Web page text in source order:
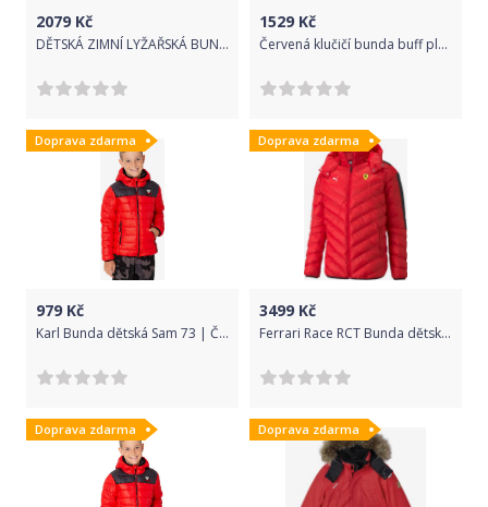
2079 Kč
DĚTSKÁ ZIMNÍ LYŽAŘSKÁ BUNDA COLOR KIDS, AF 10.000, RACING RED Velikost: 104
1529 Kč
Červená klučičí bunda buff pleed jacket - 92
Doprava zdarma
979 Kč
Karl Bunda dětská Sam 73 | Červená | Chlapecké | 164
Doprava zdarma
3499 Kč
Ferrari Race RCT Bunda dětská Puma | Červená | Chlapecké | M
Doprava zdarma Doprava zdarma